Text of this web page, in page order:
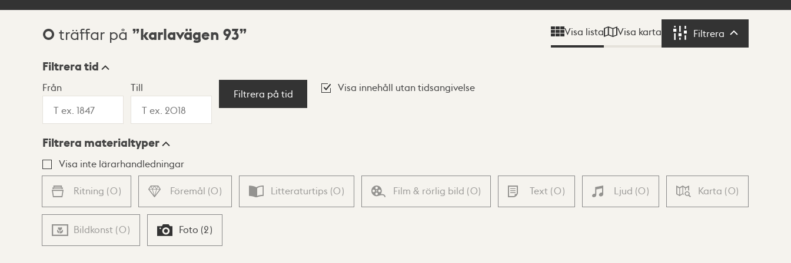
Sökresultat
0 träffar på karlavägen 93 Visa lista Visa karta Filtrera Filtrera
Visningsläge
Lista Karta
Filtrera tid
Från Till
Filtrera på tid
Visa innehåll utan tidsangivelse
Filtrera materialtyper
Visa inte lärarhandledningar
Ritning (0) Föremål (0) Litteraturtips (0) Film & rörlig bild (0) Text (0) Ljud (0) Karta (0)
Bildkonst (0) Foto (2)